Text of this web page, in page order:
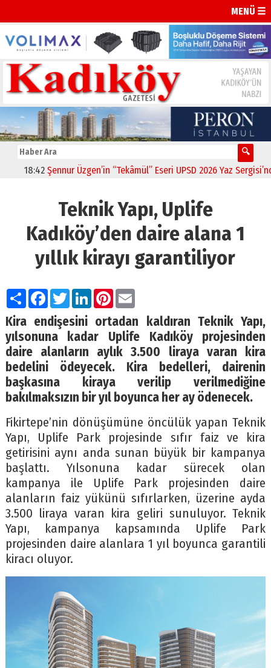
MENÜ ☰
Şennur Üzgen’in “Tekâmül” Eseri UPSD 2026 Yaz Sergisi’nde
Teknik Yapı, Uplife
Kadıköy’den daire alana 1
yıllık kirayı garantiliyor
PaylaşFacebook
TwitterLinkedIn
Pinterest
Email
Kira endişesini ortadan kaldıran Teknik Yapı,
yılsonuna kadar Uplife Kadıköy projesinden
daire alanların aylık 3.500 liraya varan kira
bedelini ödeyecek. Kira bedelleri, dairenin
başkasına kiraya verilip verilmediğine
bakılmaksızın bir yıl boyunca her ay ödenecek.
Fikirtepe’nin dönüşümüne öncülük yapan Teknik
Yapı, Uplife Park projesinde sıfır faiz ve kira
getirisini aynı anda sunan büyük bir kampanya
başlattı. Yılsonuna kadar sürecek olan
kampanya ile Uplife Park projesinden daire
alanların faiz yükünü sıfırlarken, üzerine ayda
3.500 liraya varan kira geliri sunuluyor. Teknik
Yapı, kampanya kapsamında Uplife Park
projesinden daire alanlara 1 yıl boyunca garantili
kiracı oluyor.